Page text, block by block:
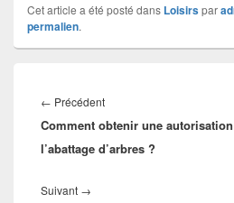
Cet article a été posté dans Loisirspar
permalien.
de
l’article
← PrécédentArticle
précédent :
Comment obtenir une
l’abattage d’arbres ?
Suivant →